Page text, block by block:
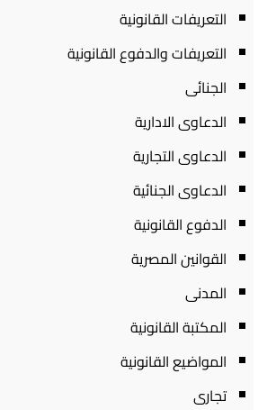
التعريفات القانونية
التعريفات والدفوع القانونية
الجنائى
الدعاوى الادارية
الدعاوى التجارية
الدعاوى الجنائية
الدفوع القانونية
القوانين المصرية
المدنى
المكتبة القانونية
المواضيع القانونية
تجارى